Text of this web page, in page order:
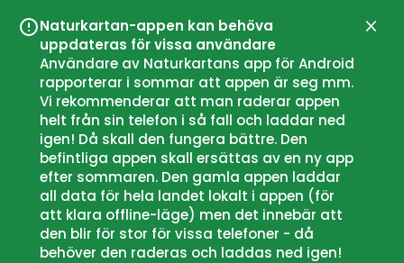
Naturkartan-appen kan behöva
uppdateras för vissa användare
Användare av Naturkartans app för Android
rapporterar i sommar att appen är seg mm.
Vi rekommenderar att man raderar appen
helt från sin telefon i så fall och laddar ned
igen! Då skall den fungera bättre. Den
befintliga appen skall ersättas av en ny app
efter sommaren. Den gamla appen laddar
all data för hela landet lokalt i appen (för
att klara offline-läge) men det innebär att
den blir för stor för vissa telefoner - då
behöver den raderas och laddas ned igen!